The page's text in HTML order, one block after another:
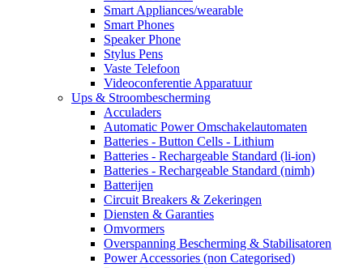
Smart Appliances/wearable
Smart Phones
Speaker Phone
Stylus Pens
Vaste Telefoon
Videoconferentie Apparatuur
Ups & Stroombescherming
Acculaders
Automatic Power Omschakelautomaten
Batteries - Button Cells - Lithium
Batteries - Rechargeable Standard (li-ion)
Batteries - Rechargeable Standard (nimh)
Batterijen
Circuit Breakers & Zekeringen
Diensten & Garanties
Omvormers
Overspanning Bescherming & Stabilisatoren
Power Accessories (non Categorised)